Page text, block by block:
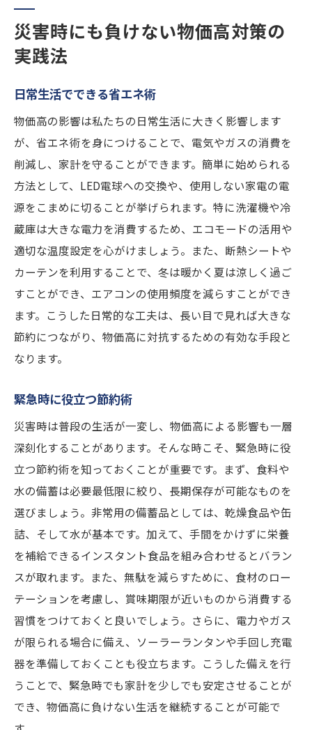
災害時にも負けない物価高対策の
実践法
日常生活でできる省エネ術
物価高の影響は私たちの日常生活に大きく影響します
が、省エネ術を身につけることで、電気やガスの消費を
削減し、家計を守ることができます。簡単に始められる
方法として、LED電球への交換や、使用しない家電の電
源をこまめに切ることが挙げられます。特に洗濯機や冷
蔵庫は大きな電力を消費するため、エコモードの活用や
適切な温度設定を心がけましょう。また、断熱シートや
カーテンを利用することで、冬は暖かく夏は涼しく過ご
すことができ、エアコンの使用頻度を減らすことができ
ます。こうした日常的な工夫は、長い目で見れば大きな
節約につながり、物価高に対抗するための有効な手段と
なります。
緊急時に役立つ節約術
災害時は普段の生活が一変し、物価高による影響も一層
深刻化することがあります。そんな時こそ、緊急時に役
立つ節約術を知っておくことが重要です。まず、食料や
水の備蓄は必要最低限に絞り、長期保存が可能なものを
選びましょう。非常用の備蓄品としては、乾燥食品や缶
詰、そして水が基本です。加えて、手間をかけずに栄養
を補給できるインスタント食品を組み合わせるとバラン
スが取れます。また、無駄を減らすために、食材のロー
テーションを考慮し、賞味期限が近いものから消費する
習慣をつけておくと良いでしょう。さらに、電力やガス
が限られる場合に備え、ソーラーランタンや手回し充電
器を準備しておくことも役立ちます。こうした備えを行
うことで、緊急時でも家計を少しでも安定させることが
でき、物価高に負けない生活を継続することが可能で